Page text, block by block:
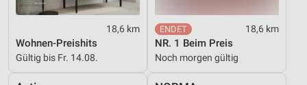
18,6 km
Wohnen-Preishits
Gültig bis Fr. 14.08.
18,6 km
NR. 1 Beim Preis
Noch morgen gültig